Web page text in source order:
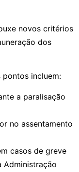
novos critérios
dos
pontos incluem:
a paralisação
no assentamento
casos de greve
Administração